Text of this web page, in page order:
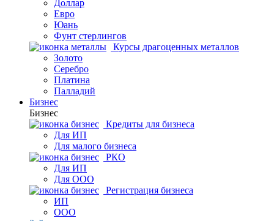
Доллар
Евро
Юань
Фунт стерлингов
Курсы драгоценных металлов
Золото
Серебро
Платина
Палладий
Бизнес
Бизнес
Кредиты для бизнеса
Для ИП
Для малого бизнеса
РКО
Для ИП
Для ООО
Регистрация бизнеса
ИП
ООО